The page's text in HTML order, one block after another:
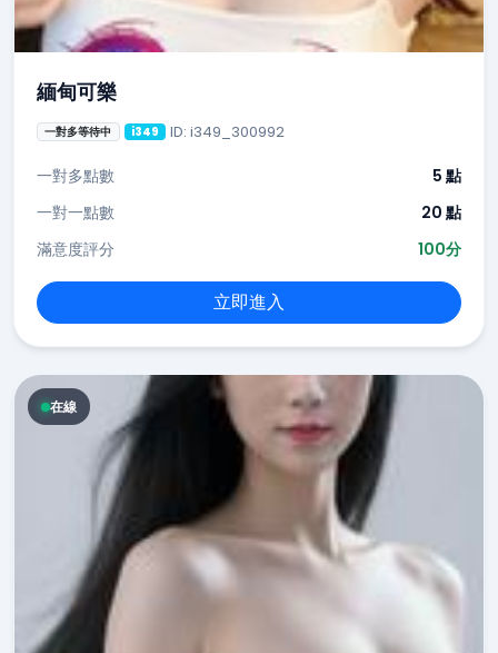
緬甸可樂
一對多等待中 i349 ID: i349_300992
一對多點數
5 點
一對一點數
20 點
滿意度評分
100分
立即進入
在線